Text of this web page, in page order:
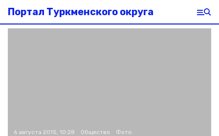
Портал Туркменского округа
6 августа 2015, 10:28 Общество Фото: